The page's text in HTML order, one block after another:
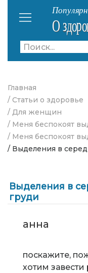
Главная
/ Статьи о здоровье
/ Для женщин
/ Меня беспокоят
/ Меня беспокоят
/ Выделения в
Выделения в
груди
анна
поскажите,
хотим